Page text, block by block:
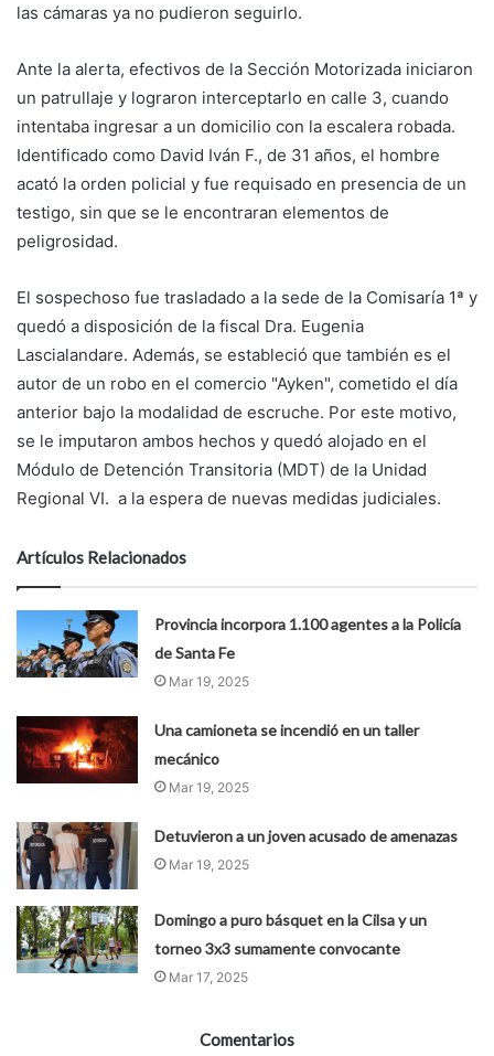
las cámaras ya no pudieron seguirlo.
Ante la alerta, efectivos de la Sección Motorizada iniciaron
un patrullaje y lograron interceptarlo en calle 3, cuando
intentaba ingresar a un domicilio con la escalera robada.
Identificado como David Iván F., de 31 años, el hombre
acató la orden policial y fue requisado en presencia de un
testigo, sin que se le encontraran elementos de
peligrosidad.
El sospechoso fue trasladado a la sede de la Comisaría 1ª y
quedó a disposición de la fiscal Dra. Eugenia
Lascialandare. Además, se estableció que también es el
autor de un robo en el comercio "Ayken", cometido el día
anterior bajo la modalidad de escruche. Por este motivo,
se le imputaron ambos hechos y quedó alojado en el
Módulo de Detención Transitoria (MDT) de la Unidad
Regional VI. a la espera de nuevas medidas judiciales.
Artículos Relacionados
Provincia incorpora 1.100 agentes a la Policía
de Santa Fe
Mar 19, 2025
Una camioneta se incendió en un taller
mecánico
Mar 19, 2025
Detuvieron a un joven acusado de amenazas
Mar 19, 2025
Domingo a puro básquet en la Cilsa y un
torneo 3x3 sumamente convocante
Mar 17, 2025
Comentarios